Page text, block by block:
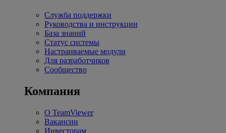
Служба поддержки
Руководства и инструкции
База знаний
Статус системы
Настраиваемые модули
Для разработчиков
Сообщество
Компания
О TeamViewer
Вакансии
Инвесторам